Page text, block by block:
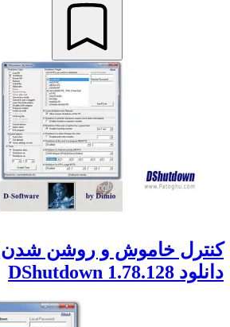
کنترل خاموش و روشن شدن
دانلود DShutdown 1.78.128